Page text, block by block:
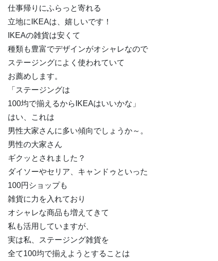
仕事帰りにふらっと寄れる
立地にIKEAは、嬉しいです！
IKEAの雑貨は安くて
種類も豊富でデザインがオシャレなので
ステージングによく使われていて
お薦めします。
「ステージングは
100均で揃えるからIKEAはいいかな」
はい、これは
男性大家さんに多い傾向でしょうか～。
男性の大家さん
ギクッとされました？
ダイソーやセリア、キャンドゥといった
100円ショップも
雑貨に力を入れており
オシャレな商品も増えてきて
私も活用していますが、
実は私、ステージング雑貨を
全て100均で揃えようとすることは